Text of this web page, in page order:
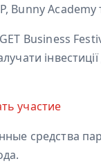
Bunny Academy
Business
участие
средства